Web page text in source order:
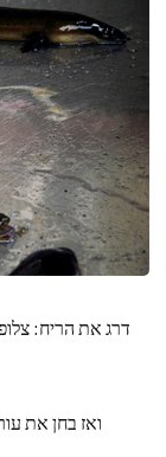
דרג את הריח:
ואז בחן את